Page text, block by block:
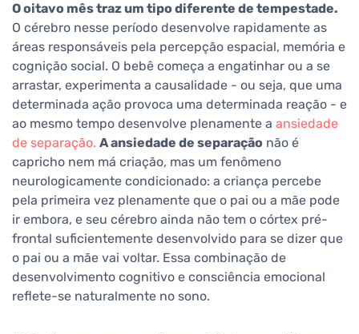
O oitavo mês traz um tipo diferente de tempestade.
O cérebro nesse período desenvolve rapidamente as
áreas responsáveis pela percepção espacial, memória e
cognição social. O bebê começa a engatinhar ou a se
arrastar, experimenta a causalidade - ou seja, que uma
determinada ação provoca uma determinada reação - e
ao mesmo tempo desenvolve plenamente a ansiedade
de separação. A ansiedade de separação não é
capricho nem má criação, mas um fenômeno
neurologicamente condicionado: a criança percebe
pela primeira vez plenamente que o pai ou a mãe pode
ir embora, e seu cérebro ainda não tem o córtex pré-
frontal suficientemente desenvolvido para se dizer que
o pai ou a mãe vai voltar. Essa combinação de
desenvolvimento cognitivo e consciência emocional
reflete-se naturalmente no sono.